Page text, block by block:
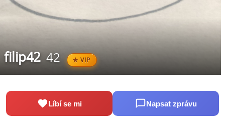
filip42 42 VIP
Líbí se mi Napsat zprávu